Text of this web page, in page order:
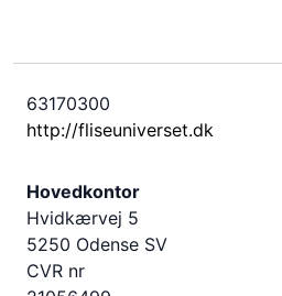
63170300
http://fliseuniverset.dk
Hovedkontor
Hvidkærvej 5
5250 Odense SV
CVR nr